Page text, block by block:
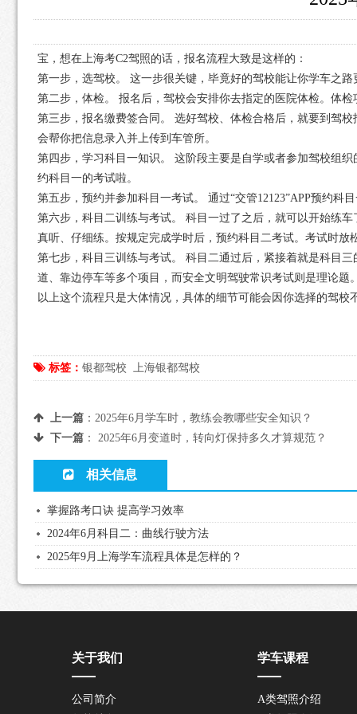
宝，想在上海考C2驾照的话，报名流程大致是这样的：
第一步，选驾校。 这一步很关键，毕竟好的驾校能让你学车之
第二步，体检。 报名后，驾校会安排你去指定的医院体检。体
第三步，报名缴费签合同。 选好驾校、体检合格后，就要到驾
会帮你把信息录入并上传到车管所。
第四步，学习科目一知识。 这阶段主要是自学或者参加驾校组
约科目一的考试啦。
第五步，预约并参加科目一考试。 通过“交管12123”APP预约科
第六步，科目二训练与考试。 科目一过了之后，就可以开始练
真听、仔细练。按规定完成学时后，预约科目二考试。考试时放
第七步，科目三训练与考试。 科目二通过后，紧接着就是科目
道、靠边停车等多个项目，而安全文明驾驶常识考试则是理论
以上这个流程只是大体情况，具体的细节可能会因你选择的驾
标签： 银都驾校 上海银都驾校
上一篇： 2025年6月学车时，教练会教哪些安全知识？
下一篇： 2025年6月变道时，转向灯保持多久才算规范？
相关信息
掌握路考口诀 提高学习效率
2024年6月科目二：曲线行驶方法
2025年9月上海学车流程具体是怎样的？
关于我们
公司简介
学车课程
A类驾照介绍